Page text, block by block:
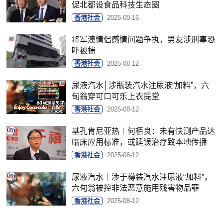
促北都设食品科技生态圈
香港社会 2025-09-16
将军澳情侣感情问题争执，男友涉刑事恐
吓被捕
香港社会 2025-08-12
尿液汽水│涉瓶装汽水注尿液“加料”，六
旬翁穿可口可乐上衣提堂
香港社会 2025-08-12
基孔肯尼亚热︱何栢良：未有快测产品达
临床应用标准，或延误治疗致本地传播
香港社会 2025-08-12
尿液汽水｜涉于樽装汽水注尿液“加料”，
六旬翁被控非法恶意施用残害物品罪
香港社会 2025-08-12